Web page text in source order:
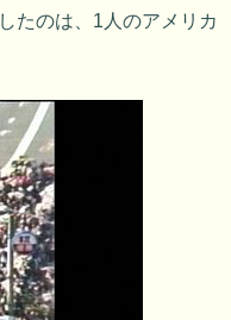
たのは、1人のアメリカ